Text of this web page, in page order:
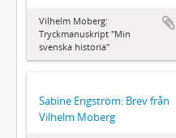
Vilhelm Moberg:
Tryckmanuskript "Min
svenska historia"
Sabine Engström: Brev från
Vilhelm Moberg